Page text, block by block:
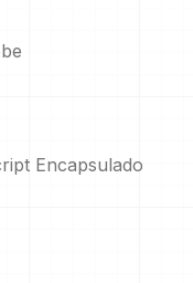
Encapsulado